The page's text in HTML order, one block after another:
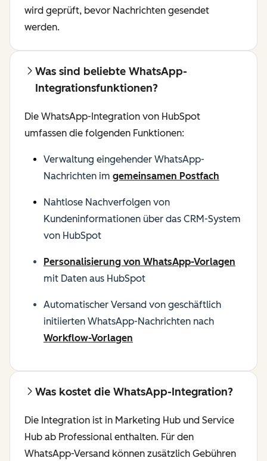
wird geprüft, bevor Nachrichten gesendet
werden.
Was sind beliebte WhatsApp-
Integrationsfunktionen?
Die WhatsApp-Integration von HubSpot
umfassen die folgenden Funktionen:
Verwaltung eingehender WhatsApp-
Nachrichten im gemeinsamen Postfach
Nahtlose Nachverfolgen von
Kundeninformationen über das CRM-System
von HubSpot
Personalisierung von WhatsApp-Vorlagen
mit Daten aus HubSpot
Automatischer Versand von geschäftlich
initiierten WhatsApp-Nachrichten nach
Workflow-Vorlagen
Was kostet die WhatsApp-Integration?
Die Integration ist in Marketing Hub und Service
Hub ab Professional enthalten. Für den
WhatsApp-Versand können zusätzlich Gebühren